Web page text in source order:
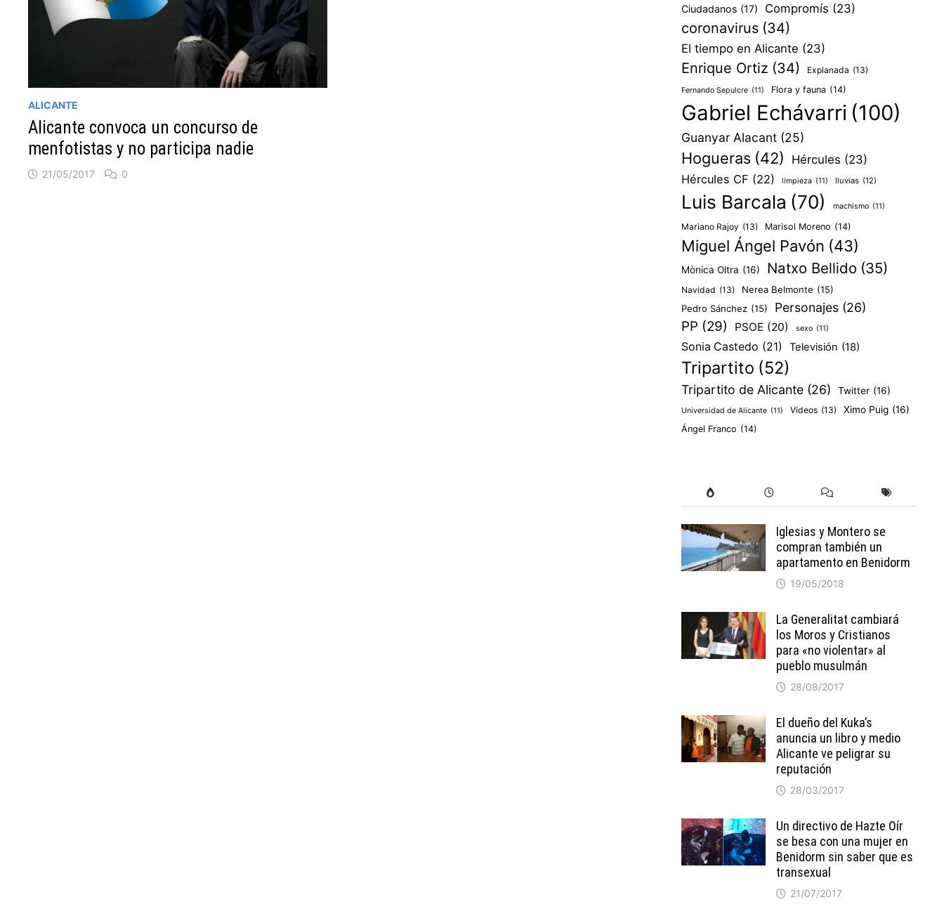
ALICANTE
Alicante convoca un concurso de
menfotistas y no participa nadie
21/05/2017 0
Ciudadanos (17) Compromís (23)
coronavirus (34)
El tiempo en Alicante (23)
Enrique Ortiz (34) Explanada (13)
Fernando Sepulcre (11) Flora y fauna (14)
Gabriel Echávarri (100)
Guanyar Alacant (25)
Hogueras (42) Hércules (23)
Hércules CF (22) limpieza (11) lluvias (12)
Luis Barcala (70) machismo (11)
Mariano Rajoy (13) Marisol Moreno (14)
Miguel Ángel Pavón (43)
Mònica Oltra (16) Natxo Bellido (35)
Navidad (13) Nerea Belmonte (15)
Pedro Sánchez (15) Personajes (26)
PP (29) PSOE (20) sexo (11)
Sonia Castedo (21) Televisión (18)
Tripartito (52)
Tripartito de Alicante (26) Twitter (16)
Universidad de Alicante (11) Vídeos (13) Ximo Puig (16)
Ángel Franco (14)
Iglesias y Montero se
compran también un
apartamento en Benidorm
19/05/2018
La Generalitat cambiará
los Moros y Cristianos
para «no violentar» al
pueblo musulmán
28/08/2017
El dueño del Kuka’s
anuncia un libro y medio
Alicante ve peligrar su
reputación
28/03/2017
Un directivo de Hazte Oír
se besa con una mujer en
Benidorm sin saber que es
transexual
21/07/2017